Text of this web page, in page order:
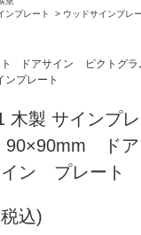
ンプレート > ウッドサインプレ
ドアサイン ピクトグ
ンプレート
木製 サインプ
90×90mm ド
ン プレート
込)